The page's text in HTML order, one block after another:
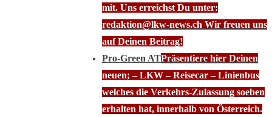
mit. Uns erreichst Du unter:
redaktion@lkw-news.ch Wir freuen uns
auf Deinen Beitrag!
Pro-Green ATPräsentiere hier Deinen
neuen; – LKW – Reisecar – Linienbus
welches die Verkehrs-Zulassung soeben
erhalten hat, innerhalb von Österreich.